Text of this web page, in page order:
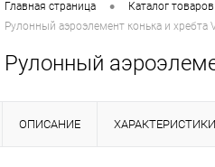
Главная страница • Каталог товаров
Рулонный аэроэлемент конька и
Рулонный
ОПИСАНИЕ ХАРАКТЕРИСТИКИ